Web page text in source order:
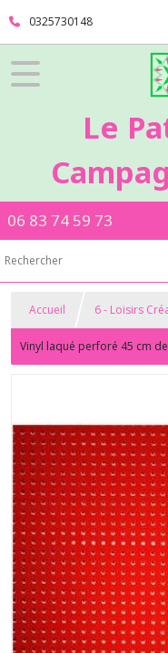
0325730148
Le
06 83 74 59 73
Accueil 6 - Loisirs
Vinyl laqué perforé 45 cm